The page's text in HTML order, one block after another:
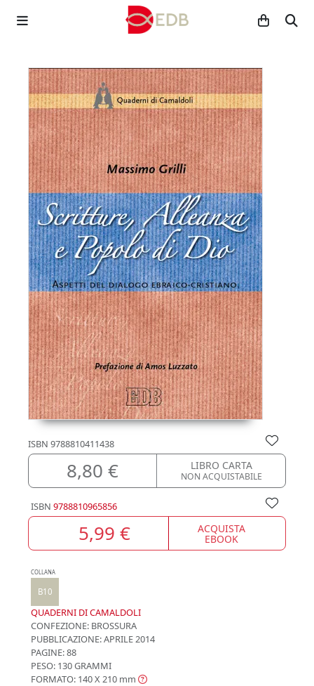
ISBN 9788810411438
8,80 € LIBRO CARTA
NON ACQUISTABILE
ISBN 9788810965856
5,99 € ACQUISTA
EBOOK
COLLANA
B10
QUADERNI DI CAMALDOLI
CONFEZIONE: BROSSURA
PUBBLICAZIONE:APRILE 2014
PAGINE: 88
PESO: 130 GRAMMI
FORMATO: 140 X 210 mm